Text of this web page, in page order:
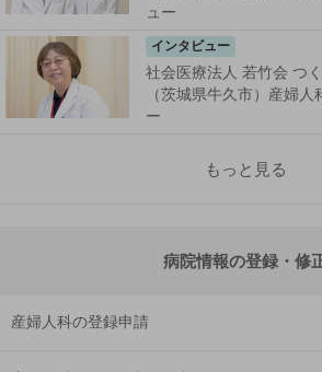
ュー
インタビュー
社会医療法人 若竹会 つ
（茨城県牛久市）産婦人
ー
もっと見る
病院情報の登録・修
産婦人科の登録申請